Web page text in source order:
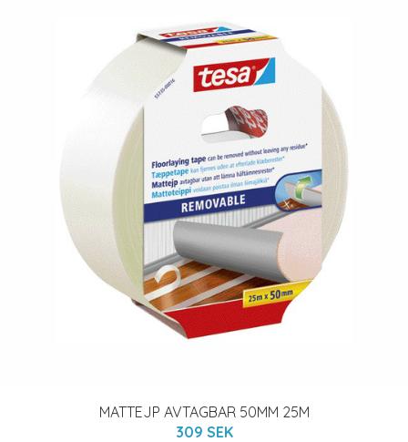
MATTEJP AVTAGBAR 50MM 25M
309 SEK